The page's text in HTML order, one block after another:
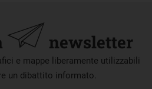
newsletter
e mappe liberamente utilizzabili
un dibattito informato.